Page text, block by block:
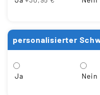
personalisierter
Ja Nein